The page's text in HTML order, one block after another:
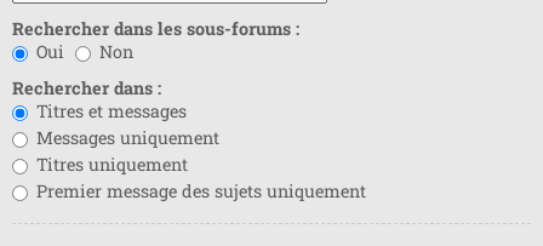
Rechercher dans les sous-forums :
Oui
Non
Rechercher dans :
Titres et messages
Messages uniquement
Titres uniquement
Premier message des sujets uniquement